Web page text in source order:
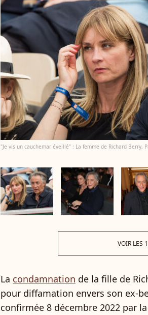
"Je vis un cauchemar éveillé" : La femme de Richard Berry,
VOIR LES
La condamnation de la fille de
pour diffamation envers son ex-
confirmée 8 décembre 2022 par